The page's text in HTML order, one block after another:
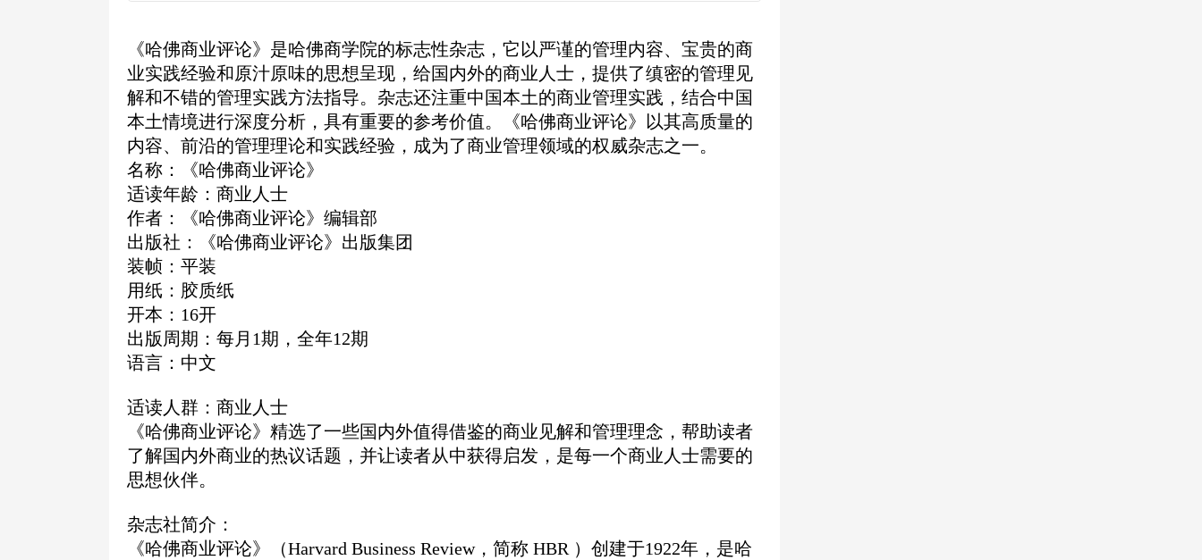
《哈佛商业评论》是哈佛商学院的标志性杂志，它以严谨的管理内容、宝贵的商
业实践经验和原汁原味的思想呈现，给国内外的商业人士，提供了缜密的管理见
解和不错的管理实践方法指导。杂志还注重中国本土的商业管理实践，结合中国
本土情境进行深度分析，具有重要的参考价值。《哈佛商业评论》以其高质量的
内容、前沿的管理理论和实践经验，成为了商业管理领域的权威杂志之一。
名称：《哈佛商业评论》
适读年龄：商业人士
作者：《哈佛商业评论》编辑部
出版社：《哈佛商业评论》出版集团
装帧：平装
用纸：胶质纸
开本：16开
出版周期：每月1期，全年12期
语言：中文
适读人群：商业人士
《哈佛商业评论》精选了一些国内外值得借鉴的商业见解和管理理念，帮助读者
了解国内外商业的热议话题，并让读者从中获得启发，是每一个商业人士需要的
思想伙伴。
杂志社简介：
《哈佛商业评论》（Harvard Business Review，简称 HBR ）创建于1922年，是哈